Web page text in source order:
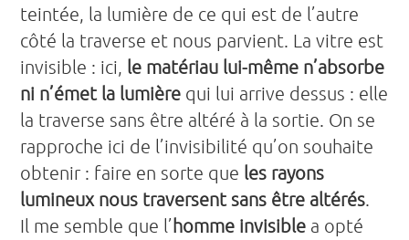
teintée, la lumière de ce qui est de l’autre
côté la traverse et nous parvient. La vitre est
invisible : ici, le matériau lui-même n’absorbe
ni n’émet la lumière qui lui arrive dessus : elle
la traverse sans être altéré à la sortie. On se
rapproche ici de l’invisibilité qu’on souhaite
obtenir : faire en sorte que les rayons
lumineux nous traversent sans être altérés.
Il me semble que l’homme invisible a opté